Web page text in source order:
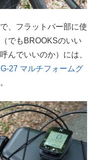
、フラットバー部に使
でもBROOKSのいい
んでいいのか）には、
27 マルチフォームグ